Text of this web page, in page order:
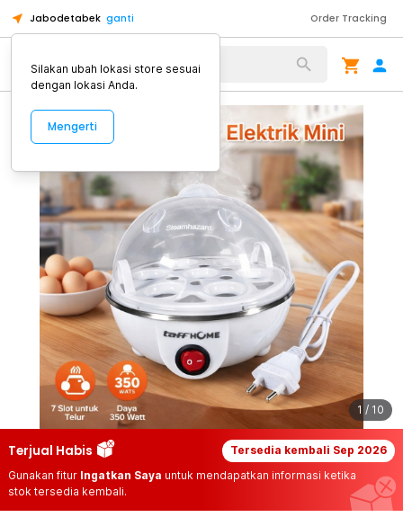
Jabodetabek ganti Order Tracking
Alat Kopi
1 / 10
Terjual Habis Tersedia kembali Sep 2026
Gunakan fitur Ingatkan Saya untuk mendapatkan informasi ketika
stok tersedia kembali.
Silakan ubah lokasi store sesuai
dengan lokasi Anda.
Mengerti